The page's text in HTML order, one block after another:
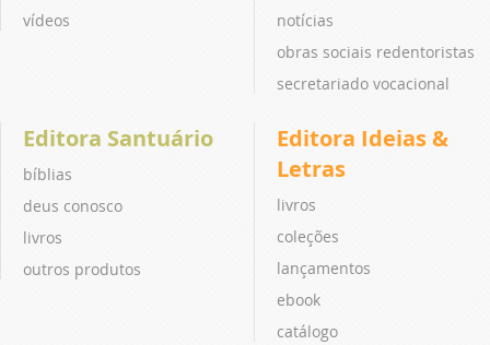
vídeos
notícias
obras sociais redentoristas
secretariado vocacional
Editora Santuário
bíblias
deus conosco
livros
outros produtos
Editora Ideias &
Letras
livros
coleções
lançamentos
ebook
catálogo